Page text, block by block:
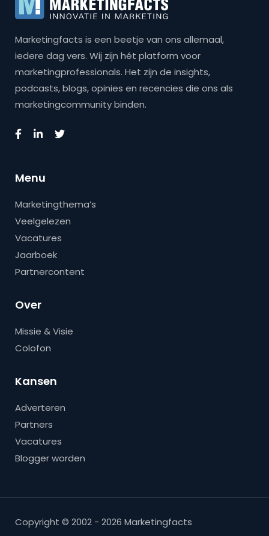
Marketingfacts is een beetje van ons allemaal,
iedere dag vers. Wij zijn hét platform voor
marketingprofessionals. Het zijn de insights,
podcasts, blogs, opinies en recencies die ons als
marketingcommunity binden.
Menu
Marketingthema’s
Veelgelezen
Vacatures
Jaarboek
Partnercontent
Over
Missie & Visie
Colofon
Kansen
Adverteren
Partners
Vacatures
Blogger worden
Copyright © 2002 - 2026 Marketingfacts